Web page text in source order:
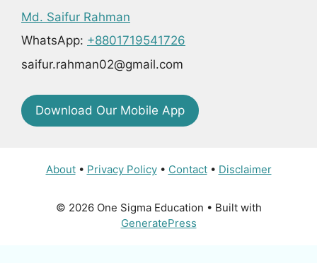
Md. Saifur Rahman
WhatsApp: +8801719541726
saifur.rahman02@gmail.com
Download Our Mobile App
About• Privacy Policy• Contact• Disclaimer
© 2026 One Sigma Education • Built with
GeneratePress